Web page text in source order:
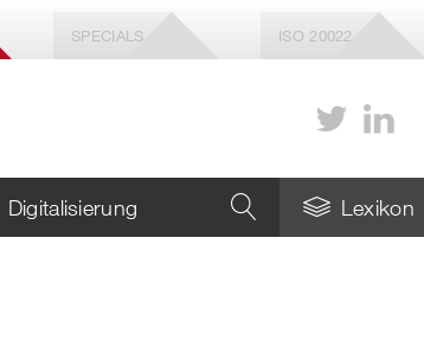
SPECIALS ISO 20022
Digitalisierung Lexikon